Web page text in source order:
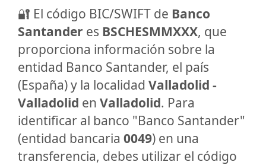
🔐 El código BIC/SWIFT de Banco
Santander es BSCHESMMXXX, que
proporciona información sobre la
entidad Banco Santander, el país
(España) y la localidad Valladolid -
Valladolid en Valladolid. Para
identificar al banco "Banco Santander"
(entidad bancaria 0049) en una
transferencia, debes utilizar el código